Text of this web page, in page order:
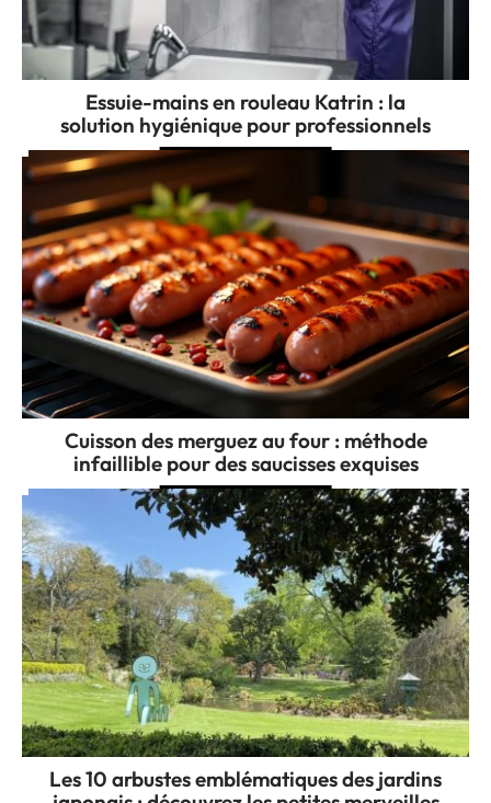
Essuie-mains en rouleau Katrin : la
solution hygiénique pour professionnels
Cuisson des merguez au four : méthode
infaillible pour des saucisses exquises
Les 10 arbustes emblématiques des jardins